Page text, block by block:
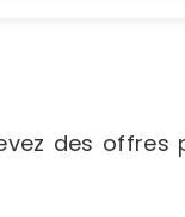
des offres